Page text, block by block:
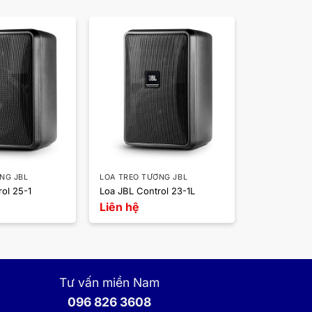
JBL
25-1
LOA TREO TƯỜNG JBL
Loa JBL Control 23-1L
Liên hệ
Tư vấn miền Nam
096 826 3608